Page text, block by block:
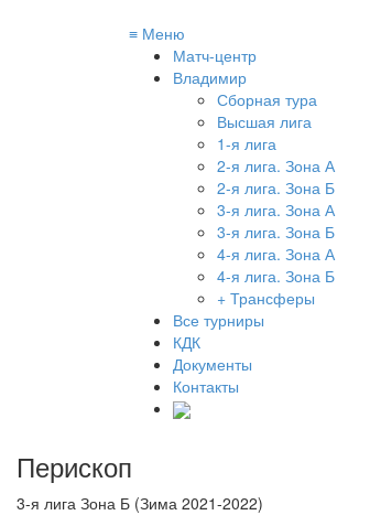
≡ Меню
Матч-центр
Владимир
Сборная тура
Высшая лига
1-я лига
2-я лига. Зона А
2-я лига. Зона Б
3-я лига. Зона А
3-я лига. Зона Б
4-я лига. Зона А
4-я лига. Зона Б
+ Трансферы
Все турниры
КДК
Документы
Контакты
Перископ
3-я лига Зона Б (Зима 2021-2022)